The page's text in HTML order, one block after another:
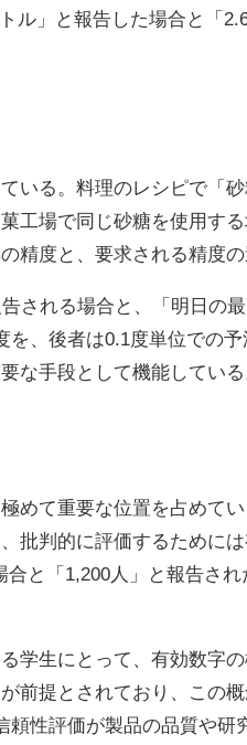
ル」と報告した場合と「
いる。料理のレシピで「
工場で同じ砂糖を使用す
精度と、要求される精度
される場合と、「明日の
、後者は0.1度単位での
な手段として機能している
めて重要な位置を占めて
批判的に評価するために
と「1,200人」と報告さ
学生にとって、有効数字
前提とされており、この
頼性評価が製品の品質や